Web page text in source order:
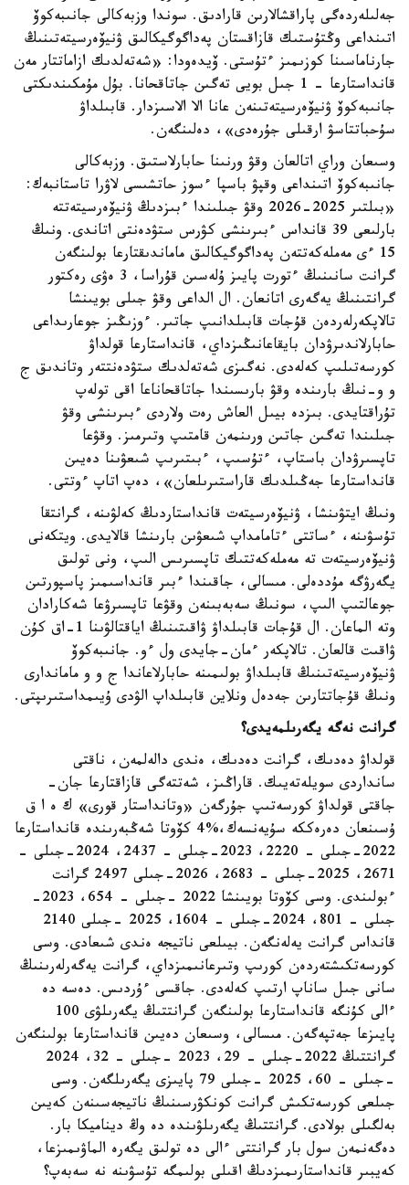
جەلىلەردەگى پاراقشالارىن قارادىق. سوندا وزبەكالى جانىبەكوۆ
اتىنداعى وڭتۇستىك قازاقستان پەداگوگيكالىق ۋنيۆەرسيتەتىنىڭ
جارناماسىنا كوزىمىز ءتۇستى. ۆيدەودا: «شەتەلدىك ازاماتتار مەن
قانداستارعا - 1 جىل بويى تەگىن جاتاقحانا. بۇل مۇمكىندىكتى
جانىبەكوۆ ۋنيۆەرسيتەتىنەن عانا الا الاسىزدار. قابىلداۋ
سۇحباتتاسۋ ارقىلى جۇرەدى»، دەلىنگەن.
وسىعان وراي اتالعان وقۋ ورنىنا حابارلاستىق. وزبەكالى
جانىبەكوۆ اتىنداعى وقپۋ باسپا ءسوز حاتشىسى لاۋرا تاستانبەك:
«بىلتىر 2025-2026 وقۋ جىلىندا ءبىزدىڭ ۋنيۆەرسيتەتتە
بارلىعى 39 قانداس ءبىرىنشى كۋرس ستۋدەنتى اتاندى. ونىڭ
15 ءى مەملەكەتتەن پەداگوگيكالىق ماماندىقتارعا بولىنگەن
گرانت سانىنىڭ ءتورت پايىز ۇلەسىن قۇراسا، 3 ەۋى رەكتور
گرانتىنىڭ يەگەرى اتانعان. ال الداعى وقۋ جىلى بويىنشا
تالاپكەرلەردەن قۇجات قابىلدانىپ جاتىر. ءوزىڭىز جوعارىداعى
حابارلاندىرۋدان بايقاعانىڭىزداي، قانداستارعا قولداۋ
كورسەتىلىپ كەلەدى. نەگىزى شەتەلدىك ستۋدەنتتەر وتاندىق ج
و و-نىڭ بارىندە وقۋ بارىسىندا جاتاقحاناعا اقى تولەپ
تۇراقتايدى. بىزدە بيىل العاش رەت ولاردى ءبىرىنشى وقۋ
جىلىندا تەگىن جاتىن ورىنمەن قامتىپ وتىرمىز. وقۋعا
تاپسىرۋدان باستاپ، ءتۇسىپ، ءبىتىرىپ شىعۋىنا دەيىن
قانداستارعا جەڭىلدىك قاراستىرىلعان»، دەپ اتاپ ءوتتى.
ونىڭ ايتۋىنشا، ۋنيۆەرسيتەت قانداستاردىڭ كەلۋىنە، گرانتقا
تۇسۋىنە، ءساتتى ءتامامداپ شىعۋىن بارىنشا قالايدى. ويتكەنى
ۋنيۆەرسيتەت تە مەملەكەتتىك تاپسىرىس الىپ، ونى تولىق
يگەرۋگە مۇددەلى. مىسالى، جاقىندا ءبىر قانداسىمىز پاسپورتىن
جوعالتىپ الىپ، سونىڭ سەبەبىنەن وقۋعا تاپسىرۋعا شەكارادان
وتە الماعان. ال قۇجات قابىلداۋ ۋاقىتىنىڭ اياقتالۋىنا 1-اق كۇن
ۋاقىت قالعان. تالاپكەر ءمان-جايدى ول ءو. جانىبەكوۆ
ۋنيۆەرسيتەتىنىڭ قابىلداۋ بولىمىنە حابارلاعاندا ج و و ماماندارى
ونىڭ قۇجاتتارىن جەدەل ونلاين قابىلداپ الۋدى ۇيىمداستىرىپتى.
گرانت نەگە يگەرىلمەيدى؟
قولداۋ دەدىك، گرانت دەدىك، ەندى دالەلمەن، ناقتى
سانداردى سويلەتەيىك. قاراڭىز، شەتتەگى قازاقتارعا جان-
جاقتى قولداۋ كورسەتىپ جۇرگەن «وتانداستار قورى» ك ە ا ق
ۇسىنعان دەرەككە سۇيەنسەك،%4 كۆوتا شەڭبەرىندە قانداستارعا
2022-جىلى – 2220، 2023-جىلى – 2437، 2024-جىلى –
2671، 2025-جىلى – 2683، 2026-جىلى 2497 گرانت
ءبولىندى. وسى كۆوتا بويىنشا 2022 -جىلى – 654، 2023-
جىلى – 801، 2024-جىلى – 1604، 2025 -جىلى 2140
قانداس گرانت يەلەنگەن. بيىلعى ناتيجە ەندى شىعادى. وسى
كورسەتكىشتەردەن كورىپ وتىرعانىمىزداي، گرانت يەگەرلەرىنىڭ
سانى جىل ساناپ ارتىپ كەلەدى. جاقسى ءۇردىس. دەسە دە
ءالى كۇنگە قانداستارعا بولىنگەن گرانتتىڭ يگەرىلۋى 100
پايىزعا جەتپەگەن. مىسالى، وسىعان دەيىن قانداستارعا بولىنگەن
گرانتتىڭ 2022-جىلى – 29، 2023 -جىلى – 32، 2024
-جىلى – 60، 2025 -جىلى 79 پايىزى يگەرىلگەن. وسى
جىلعى كورسەتكىش گرانت كونكۋرسىنىڭ ناتيجەسىنەن كەيىن
بەلگىلى بولادى. گرانتتىڭ يگەرىلۋىندە دە وڭ ديناميكا بار.
دەگەنمەن سول بار گرانتتى ءالى دە تولىق يگەرە الماۋىمىزعا،
كەيبىر قانداستارىمىزدىڭ اقىلى بولىمگە تۇسۋىنە نە سەبەپ؟